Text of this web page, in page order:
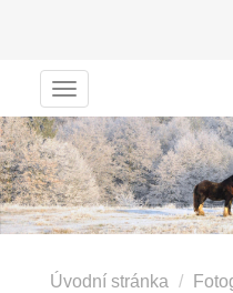
Menu
Úvodní stránka